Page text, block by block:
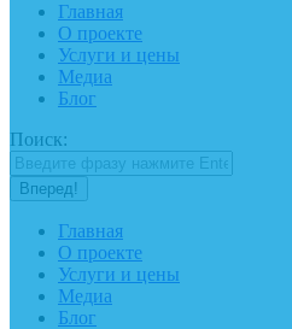
Главная
О проекте
Услуги и цены
Медиа
Блог
Поиск:
Главная
О проекте
Услуги и цены
Медиа
Блог